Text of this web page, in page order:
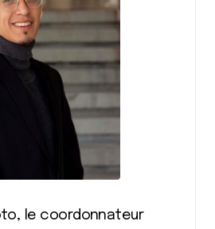
le coordonnateur